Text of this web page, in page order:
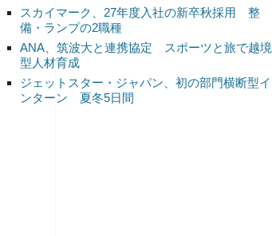
スカイマーク、27年度入社の新卒秋採用 整
備・ランプの2職種
ANA、筑波大と連携協定 スポーツと旅で越境
型人材育成
ジェットスター・ジャパン、初の部門横断型イ
ンターン 夏冬5日間